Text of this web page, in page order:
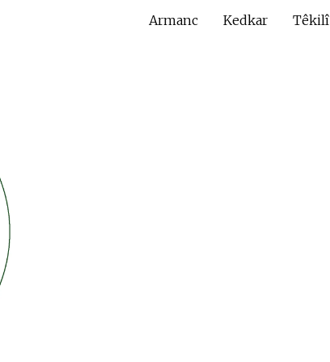
Têkilî
Kedkar
Armanc